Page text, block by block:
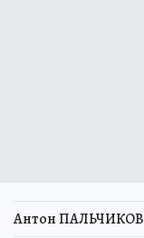
Антон ПАЛЬЧИКОВ